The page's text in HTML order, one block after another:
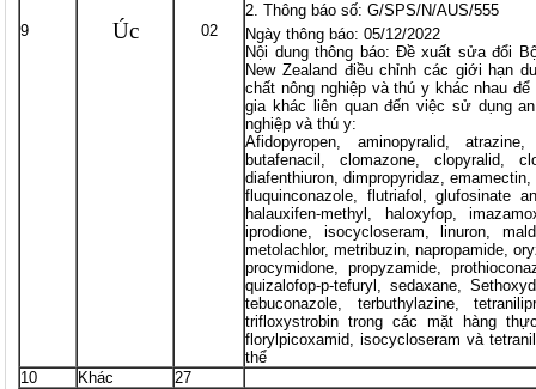
9 Úc 02
Thông báo số: G/SPS/N/AUS/555
Ngày thông báo: 05/12/2022
Nội dung thông báo: Đề xuất sửa đổi
New Zealand điều chỉnh các giới hạn
chất nông nghiệp và thú y khác nhau
gia khác liên quan đến việc sử dụng
nghiệp và thú y:
Afidopyropen, aminopyralid,
butafenacil, clomazone, clopyralid,
diafenthiuron, dimpropyridaz,
fluquinconazole, flutriafol, glufosinate
halauxifen-methyl, haloxyfop,
iprodione, isocycloseram, linuron,
metolachlor, metribuzin, napropamide,
procymidone, propyzamide,
quizalofop-p-tefuryl, sedaxane,
tebuconazole, terbuthylazine,
trifloxystrobin trong các mặt hàng
florylpicoxamid, isocycloseram và
thể
10
Khác 27